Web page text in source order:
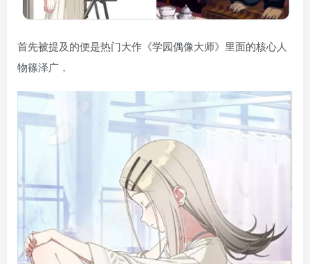
首先被提及的便是热门大作《学园偶像大师》里面的核心人
物篠泽广，